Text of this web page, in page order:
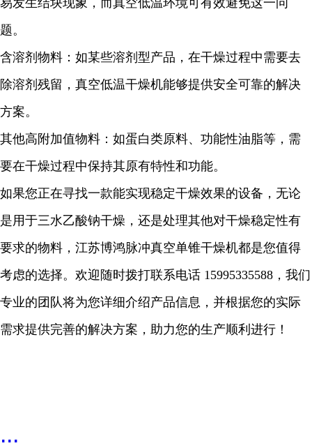
易发生结块现象，而真空低温环境可有效避免这一问
题。
含溶剂物料：如某些溶剂型产品，在干燥过程中需要去
除溶剂残留，真空低温干燥机能够提供安全可靠的解决
方案。
其他高附加值物料：如蛋白类原料、功能性油脂等，需
要在干燥过程中保持其原有特性和功能。
如果您正在寻找一款能实现稳定干燥效果的设备，无论
是用于三水乙酸钠干燥，还是处理其他对干燥稳定性有
要求的物料，江苏博鸿脉冲真空单锥干燥机都是您值得
考虑的选择。欢迎随时拨打联系电话 15995335588 ，我们
专业的团队将为您详细介绍产品信息，并根据您的实际
需求提供完善的解决方案，助力您的生产顺利进行！
...